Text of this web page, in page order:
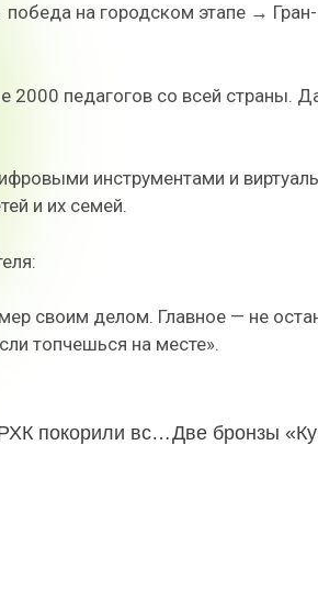
на городском этапе →
2000 педагогов со всей страны.
инструментами и
и их семей.
своим делом. Главное — не
топчешься на месте».
Блестящий успех: студентки БРХК покорили всероссийскую олимпиаду по китайскому язык